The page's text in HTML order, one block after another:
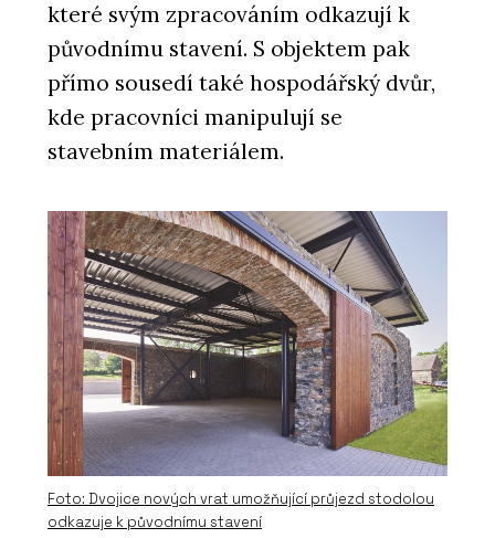
které svým zpracováním odkazují k
původnímu stavení. S objektem pak
přímo sousedí také hospodářský dvůr,
kde pracovníci manipulují se
stavebním materiálem.
Foto: Dvojice nových vrat umožňující průjezd stodolou
odkazuje k původnímu stavení